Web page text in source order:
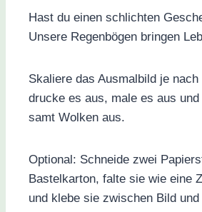
Hast du einen schlichten
Unsere Regenbögen bringen
Skaliere das Ausmalbild je nach
drucke es aus, male es aus
samt Wolken aus.
Optional: Schneide zwei
Bastelkarton, falte sie wie eine
und klebe sie zwischen Bild und